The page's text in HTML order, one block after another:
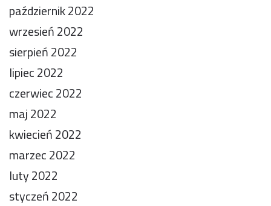
październik 2022
wrzesień 2022
sierpień 2022
lipiec 2022
czerwiec 2022
maj 2022
kwiecień 2022
marzec 2022
luty 2022
styczeń 2022